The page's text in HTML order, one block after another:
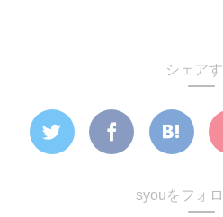
シェア
syouをフォ